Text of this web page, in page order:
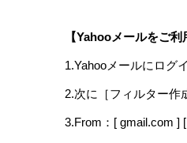
【Yahooメールをご利
1.Yahooメールにログ
2.次に［フィルター作
3.From：[ gmail.com ]